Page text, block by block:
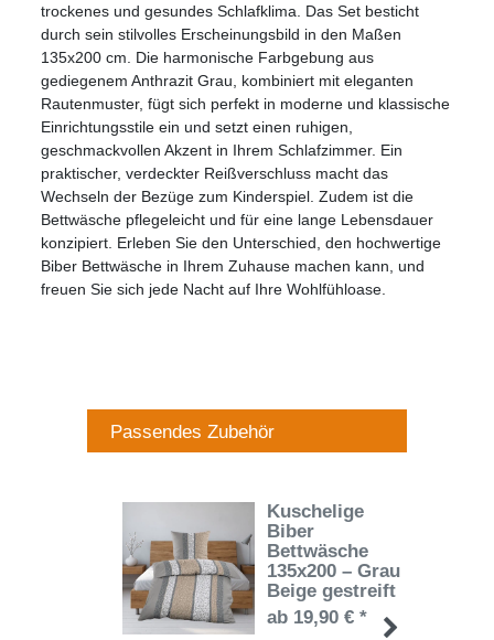
trockenes und gesundes Schlafklima. Das Set besticht
durch sein stilvolles Erscheinungsbild in den Maßen
135x200 cm. Die harmonische Farbgebung aus
gediegenem Anthrazit Grau, kombiniert mit eleganten
Rautenmuster, fügt sich perfekt in moderne und klassische
Einrichtungsstile ein und setzt einen ruhigen,
geschmackvollen Akzent in Ihrem Schlafzimmer. Ein
praktischer, verdeckter Reißverschluss macht das
Wechseln der Bezüge zum Kinderspiel. Zudem ist die
Bettwäsche pflegeleicht und für eine lange Lebensdauer
konzipiert. Erleben Sie den Unterschied, den hochwertige
Biber Bettwäsche in Ihrem Zuhause machen kann, und
freuen Sie sich jede Nacht auf Ihre Wohlfühloase.
Passendes Zubehör
Kuschelige
Biber
Bettwäsche
135x200 – Grau
Beige gestreift
ab 19,90 € *